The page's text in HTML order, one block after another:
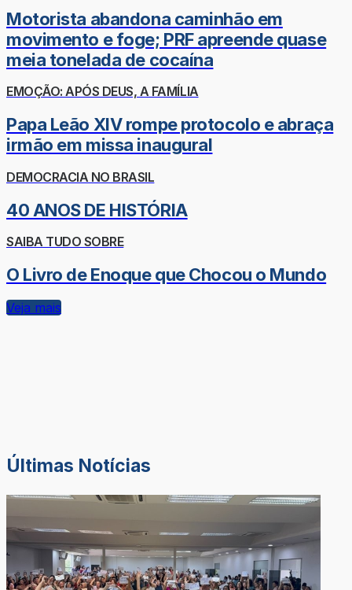
Motorista abandona caminhão em
movimento e foge; PRF apreende quase
meia tonelada de cocaína
EMOÇÃO: APÓS DEUS, A FAMÍLIA
Papa Leão XIV rompe protocolo e abraça
irmão em missa inaugural
DEMOCRACIA NO BRASIL
40 ANOS DE HISTÓRIA
SAIBA TUDO SOBRE
O Livro de Enoque que Chocou o Mundo
Veja mais
Últimas Notícias